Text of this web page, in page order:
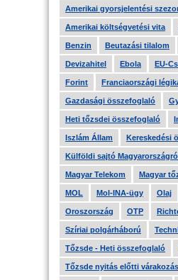
Amerikai gyorsjelentési
Amerikai költségvetési vita
Benzin Beutazási tilalom
Devizahitel Ebola EU-
Forint Franciaországi
Gazdasági összefoglaló
Heti tőzsdei összefoglaló
Iszlám Állam Kereskedési
Külföldi sajtó
Magyar Telekom Magyar
MOL Mol-INA-ügy Olaj
Oroszország OTP
Szíriai polgárháború
Tőzsde - Heti összefoglaló
Tőzsde nyitás előtti várakozás